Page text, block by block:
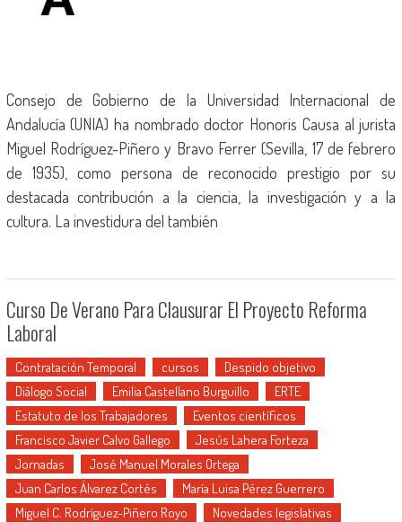
Consejo de Gobierno de la Universidad Internacional de
Andalucía (UNIA) ha nombrado doctor Honoris Causa al jurista
Miguel Rodríguez-Piñero y Bravo Ferrer (Sevilla, 17 de febrero
de 1935)​, como persona de reconocido prestigio por su
destacada contribución a la ciencia, la investigación y a la
cultura. La investidura del también
Curso De Verano Para Clausurar El Proyecto Reforma
Laboral
Contratación Temporal cursos
Despido objetivo
Diálogo Social
Emilia Castellano Burguillo
ERTE
Estatuto de los Trabajadores
Eventos científicos
Francisco Javier Calvo Gallego
Jesús Lahera Forteza
Jornadas
José Manuel Morales Ortega
Juan Carlos Álvarez Cortés
María Luisa Pérez Guerrero
Miguel C. Rodríguez-Piñero Royo
Novedades legislativas